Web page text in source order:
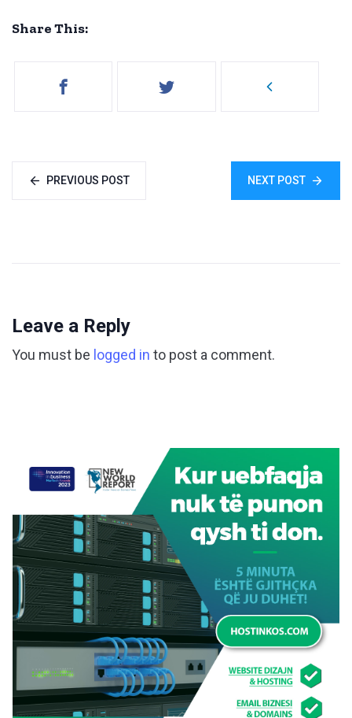
Share This:
PREVIOUS POST NEXT POST
Leave a Reply
You must be logged in to post a comment.